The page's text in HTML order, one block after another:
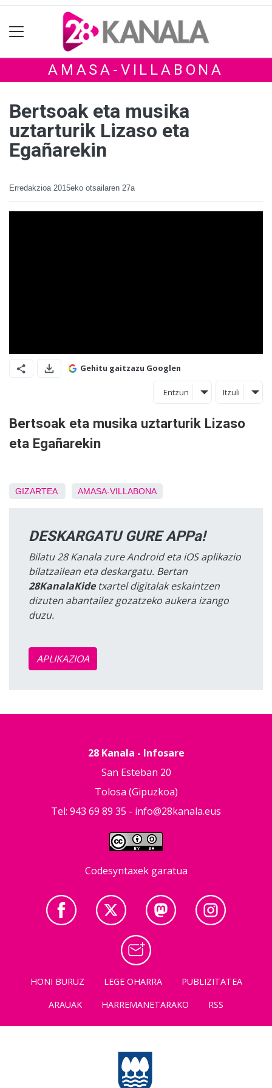
AMASA-VILLABONA
Bertsoak eta musika
uztarturik Lizaso eta
Egañarekin
Erredakzioa 2015eko otsailaren 27a
Gehitu gaitzazu Googlen
Entzun Itzuli
Bertsoak eta musika uztarturik Lizaso
eta Egañarekin
GIZARTEA AMASA-VILLABONA
DESKARGATU GURE APPa!
Bilatu 28 Kanala zure Android eta iOS aplikazio
bilatzailean eta deskargatu. Bertan
28KanalaKidetxartel digitalak eskaintzen
dizuten abantailez gozatzeko aukera izango
duzu.
APLIKAZIOA
28 Kanala - Infosare
San Esteban 20
Tolosa (Gipuzkoa)
Tel: 943 69 89 35 - info@28kanala.eus
Codesyntaxek garatua
HONI BURUZ LEGE OHARRA
PUBLIZITATEA
ARAUAK
HARREMANETARAKO RSS